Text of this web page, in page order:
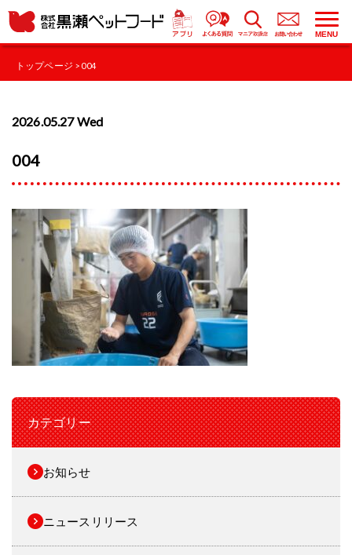
MENU
トップページ > 004
2026.05.27 Wed
004
カテゴリー
お知らせ
ニュースリリース